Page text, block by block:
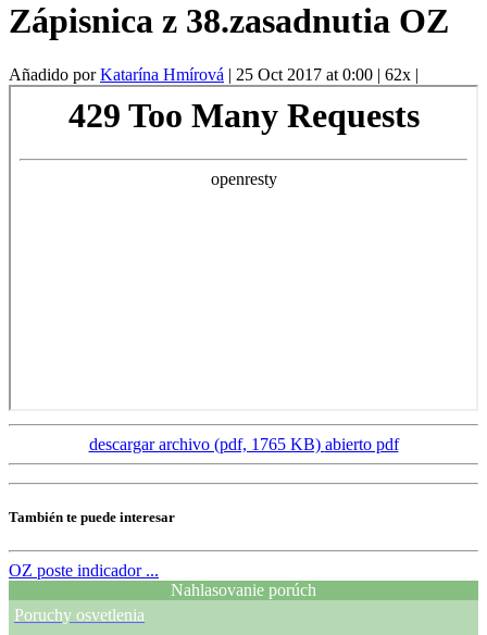
Zápisnica z 38.zasadnutia OZ
Añadido porKatarína Hmírová | 25 Oct 2017 at 0:00 | 62x |
descargar archivo (pdf, 1765 KB) abierto pdf
También te puede interesar
OZ poste indicador ...
Nahlasovanie porúch
Poruchy osvetlenia